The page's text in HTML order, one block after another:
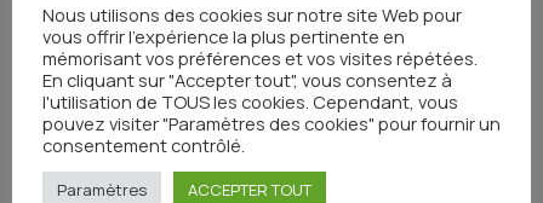
Publié le 14 août 2024
Prise en charge soignante : patients et famille en
Nous utilisons des cookies sur notre site Web pour
vous offrir l'expérience la plus pertinente en
mémorisant vos préférences et vos visites répétées.
En cliquant sur "Accepter tout", vous consentez à
l'utilisation de TOUS les cookies. Cependant, vous
pouvez visiter "Paramètres des cookies" pour fournir un
consentement contrôlé.
Paramètres ACCEPTER TOUT